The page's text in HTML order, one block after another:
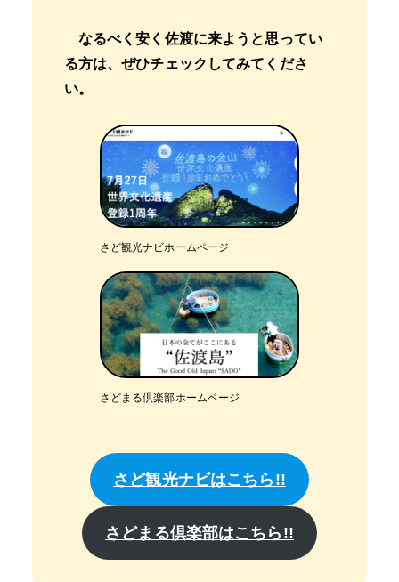
なるべく安く佐渡に来ようと思ってい
る方は、ぜひチェックしてみてくださ
い。
さど観光ナビホームページ
さどまる倶楽部ホームページ
さど観光ナビはこちら!!
さどまる倶楽部はこちら!!